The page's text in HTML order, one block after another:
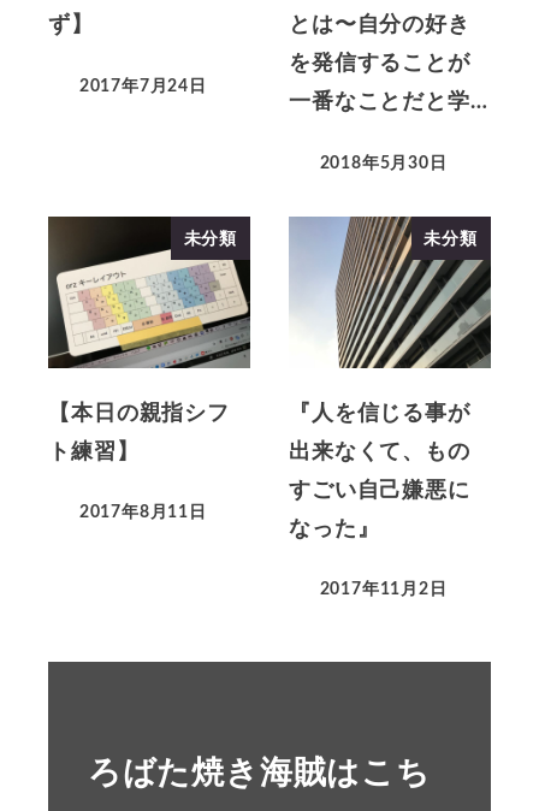
ず】
2017年7月24日
とは〜自分の好き
を発信することが
一番なことだと学…
2018年5月30日
未分類
【本日の親指シフ
ト練習】
2017年8月11日
未分類
『人を信じる事が
出来なくて、もの
すごい自己嫌悪に
なった』
2017年11月2日
ろばた焼き海賊はこち